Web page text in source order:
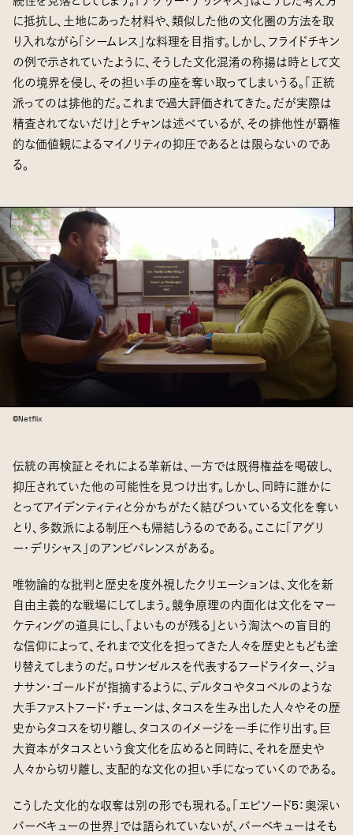
に抵抗し、土地にあった材料や、類似した他の文化圏の方法を取
り入れながら「シームレス」な料理を目指す。しかし、フライドチキン
の例で示されていたように、そうした文化混淆の称揚は時として文
化の境界を侵し、その担い手の座を奪い取ってしまいうる。「正統
派ってのは排他的だ。これまで過大評価されてきた。だが実際は
精査されてないだけ」とチャンは述べているが、その排他性が覇権
的な価値観によるマイノリティの抑圧であるとは限らないのであ
る。
©Netflix
伝統の再検証とそれによる革新は、一方では既得権益を喝破し、
抑圧されていた他の可能性を見つけ出す。しかし、同時に誰かに
とってアイデンティティと分かちがたく結びついている文化を奪い
とり、多数派による制圧へも帰結しうるのである。ここに「アグリ
ー・デリシャス」のアンビバレンスがある。
唯物論的な批判と歴史を度外視したクリエーションは、文化を新
自由主義的な戦場にしてしまう。競争原理の内面化は文化をマー
ケティングの道具にし、「よいものが残る」という淘汰への盲目的
な信仰によって、それまで文化を担ってきた人々を歴史ともども塗
り替えてしまうのだ。ロサンゼルスを代表するフードライター、ジョ
ナサン・ゴールドが指摘するように、デルタコやタコベルのような
大手ファストフード・チェーンは、タコスを生み出した人々やその歴
史からタコスを切り離し、タコスのイメージを一手に作り出す。巨
大資本がタコスという食文化を広めると同時に、それを歴史や
人々から切り離し、支配的な文化の担い手になっていくのである。
こうした文化的な収奪は別の形でも現れる。「エピソード5：奥深い
バーベキューの世界」では語られていないが、バーベキューはそも